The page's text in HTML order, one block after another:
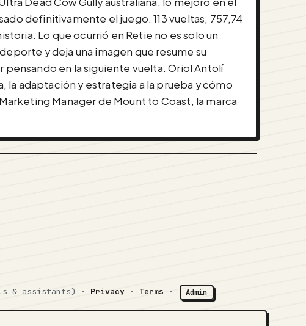
definitivamente el juego. 113 vueltas, 757,74
Lo que ocurrió en Retie no es solo un
y deja una imagen que resume su
en la siguiente vuelta. Oriol Antolí
la adaptación y estrategia a la prueba y cómo
Manager de Mount to Coast, la marca
& assistants) · Privacy · Terms ·
Admin